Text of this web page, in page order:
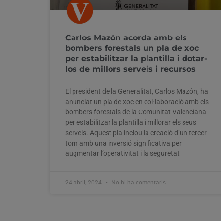
Carlos Mazón acorda amb els
bombers forestals un pla de xoc
per estabilitzar la plantilla i dotar-
los de millors serveis i recursos
El president de la Generalitat, Carlos Mazón, ha
anunciat un pla de xoc en col·laboració amb els
bombers forestals de la Comunitat Valenciana
per estabilitzar la plantilla i millorar els seus
serveis. Aquest pla inclou la creació d’un tercer
torn amb una inversió significativa per
augmentar l’operativitat i la seguretat
24 abril, 2024 No hi ha comentaris